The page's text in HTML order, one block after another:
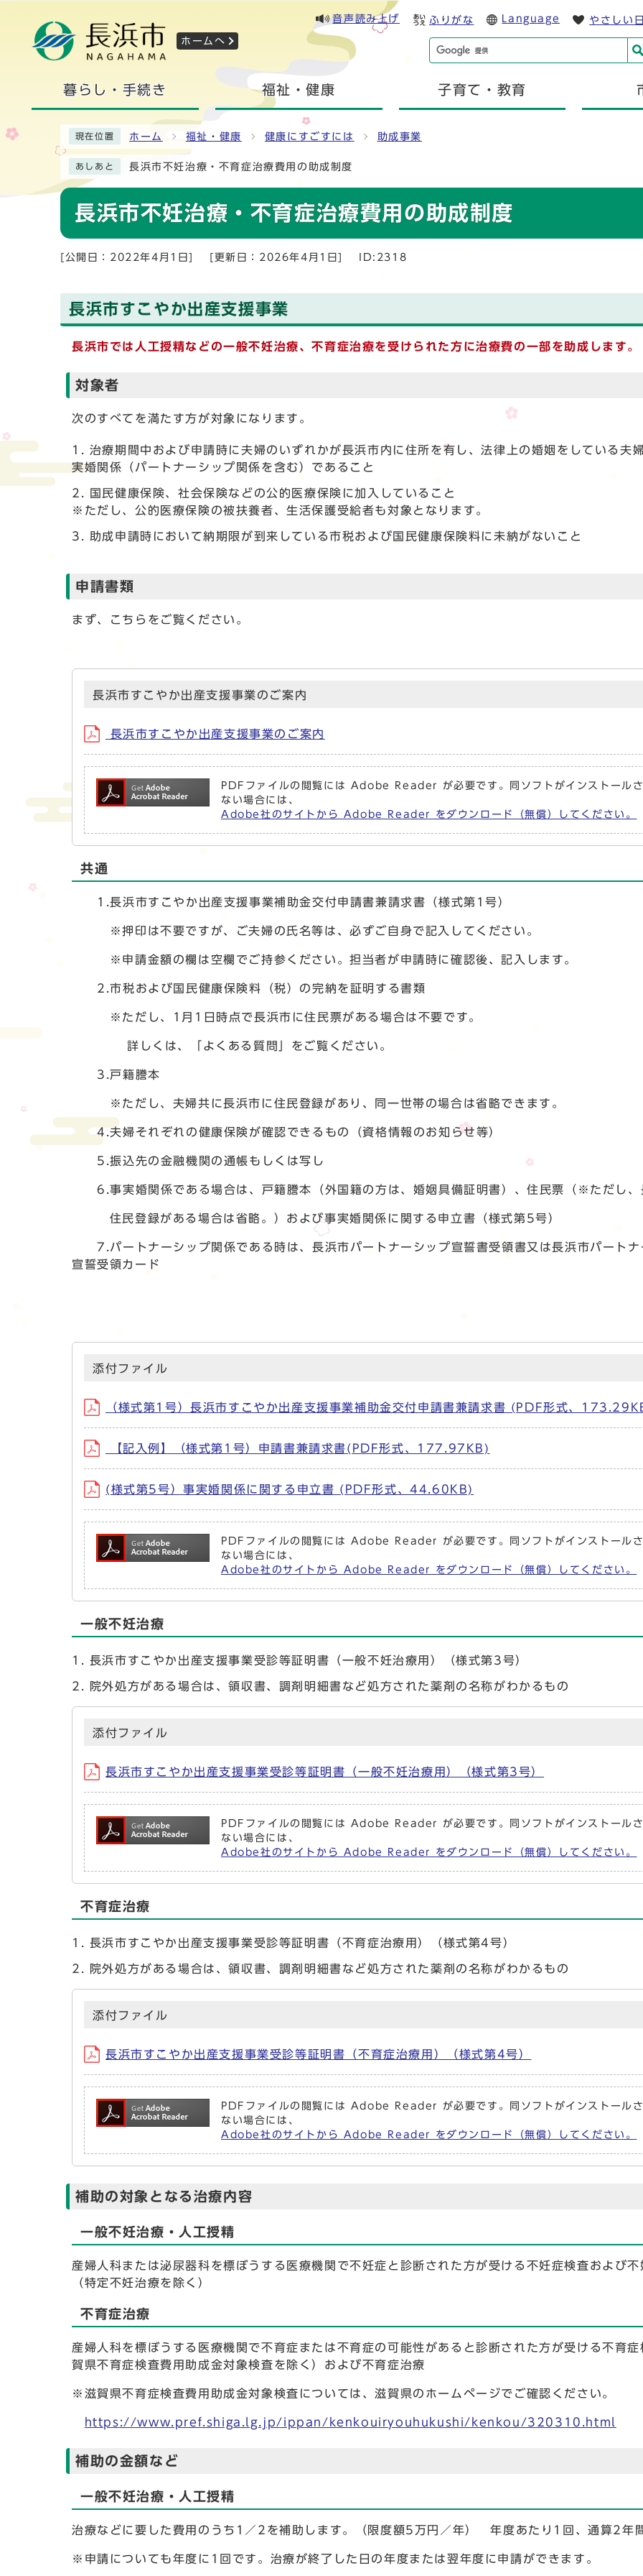
ホームへ
音声読み上げ ふりがな Language やさしい
暮らし・手続き 福祉・健康 子育て・教育
現在位置 ホーム 福祉・健康 健康にすごすには 助成事業
あしあと 長浜市不妊治療・不育症治療費用の助成制度
長浜市不妊治療・不育症治療費用の助成制度
[公開日：2022年4月1日] [更新日：2026年4月1日] ID:2318
長浜市すこやか出産支援事業
長浜市では人工授精などの一般不妊治療、不育症治療を受けられた方に治療費の一部を助成します。
対象者
次のすべてを満たす方が対象になります。
治療期間中および申請時に夫婦のいずれかが長浜市内に住所を有し、法律上の婚姻をしている夫
実婚関係（パートナーシップ関係を含む）であること
国民健康保険、社会保険などの公的医療保険に加入していること
※ただし、公的医療保険の被扶養者、生活保護受給者も対象となります。
助成申請時において納期限が到来している市税および国民健康保険料に未納がないこと
申請書類
まず、こちらをご覧ください。
長浜市すこやか出産支援事業のご案内
長浜市すこやか出産支援事業のご案内
PDFファイルの閲覧には Adobe Reader が必要です。同ソフトがインストール
ない場合には、
Adobe社のサイトから Adobe Reader をダウンロード（無償）してください。
共通
1.長浜市すこやか出産支援事業補助金交付申請書兼請求書（様式第1号）
※押印は不要ですが、ご夫婦の氏名等は、必ずご自身で記入してください。
※申請金額の欄は空欄でご持参ください。担当者が申請時に確認後、記入します。
2.市税および国民健康保険料（税）の完納を証明する書類
※ただし、1月1日時点で長浜市に住民票がある場合は不要です。
詳しくは、「よくある質問」をご覧ください。
3.戸籍謄本
※ただし、夫婦共に長浜市に住民登録があり、同一世帯の場合は省略できます。
4.夫婦それぞれの健康保険が確認できるもの（資格情報のお知らせ等）
5.振込先の金融機関の通帳もしくは写し
6.事実婚関係である場合は、戸籍謄本（外国籍の方は、婚姻具備証明書）、住民票（※ただし、
住民登録がある場合は省略。）および事実婚関係に関する申立書（様式第5号）
7.パートナーシップ関係である時は、長浜市パートナーシップ宣誓書受領書又は長浜市パートナ
宣誓受領カード
添付ファイル
（様式第1号）長浜市すこやか出産支援事業補助金交付申請書兼請求書 (PDF形式、
【記入例】（様式第1号）申請書兼請求書(PDF形式、177.97KB)
(様式第5号）事実婚関係に関する申立書 (PDF形式、44.60KB)
PDFファイルの閲覧には Adobe Reader が必要です。同ソフトがインストール
ない場合には、
Adobe社のサイトから Adobe Reader をダウンロード（無償）してください。
一般不妊治療
長浜市すこやか出産支援事業受診等証明書（一般不妊治療用）（様式第3号）
院外処方がある場合は、領収書、調剤明細書など処方された薬剤の名称がわかるもの
添付ファイル
長浜市すこやか出産支援事業受診等証明書（一般不妊治療用）（様式第3号）
PDFファイルの閲覧には Adobe Reader が必要です。同ソフトがインストール
ない場合には、
Adobe社のサイトから Adobe Reader をダウンロード（無償）してください。
不育症治療
長浜市すこやか出産支援事業受診等証明書（不育症治療用）（様式第4号）
院外処方がある場合は、領収書、調剤明細書など処方された薬剤の名称がわかるもの
添付ファイル
長浜市すこやか出産支援事業受診等証明書（不育症治療用）（様式第4号）
PDFファイルの閲覧には Adobe Reader が必要です。同ソフトがインストール
ない場合には、
Adobe社のサイトから Adobe Reader をダウンロード（無償）してください。
補助の対象となる治療内容
一般不妊治療・人工授精
産婦人科または泌尿器科を標ぼうする医療機関で不妊症と診断された方が受ける不妊症検査および
（特定不妊治療を除く）
不育症治療
産婦人科を標ぼうする医療機関で不育症または不育症の可能性があると診断された方が受ける不育
賀県不育症検査費用助成金対象検査を除く）および不育症治療
※滋賀県不育症検査費用助成金対象検査については、滋賀県のホームページでご確認ください。
https://www.pref.shiga.lg.jp/ippan/kenkouiryouhukushi/kenkou/320310.html
補助の金額など
一般不妊治療・人工授精
治療などに要した費用のうち1／2を補助します。（限度額5万円／年） 年度あたり1回、通算2年
※申請についても年度に1回です。治療が終了した日の年度または翌年度に申請ができます。